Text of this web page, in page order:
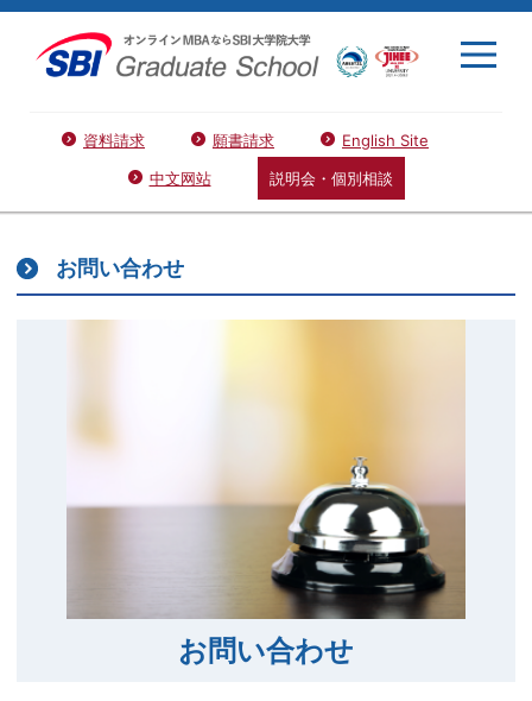
資料請求 願書請求
English Site
中文网站
説明会・個別相談
お問い合わせ
お問い合わせ